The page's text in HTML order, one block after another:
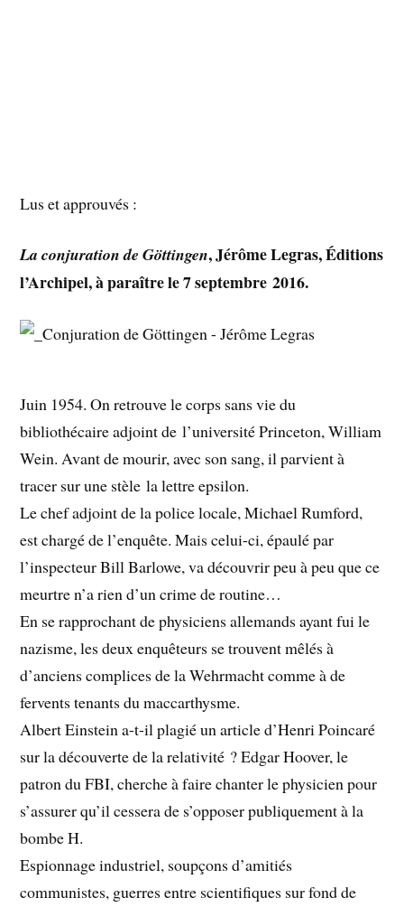
Lus et approuvés :
La conjuration de Göttingen, Jérôme Legras, Éditions
l’Archipel, à paraître le 7 septembre 2016.
Juin 1954. On retrouve le corps sans vie du
bibliothécaire adjoint de l’université Princeton, William
Wein. Avant de mourir, avec son sang, il parvient à
tracer sur une stèle la lettre epsilon.
Le chef adjoint de la police locale, Michael Rumford,
est chargé de l’enquête. Mais celui-ci, épaulé par
l’inspecteur Bill Barlowe, va découvrir peu à peu que ce
meurtre n’a rien d’un crime de routine…
En se rapprochant de physiciens allemands ayant fui le
nazisme, les deux enquêteurs se trouvent mêlés à
d’anciens complices de la Wehrmacht comme à de
fervents tenants du maccarthysme.
Albert Einstein a-t-il plagié un article d’Henri Poincaré
sur la découverte de la relativité ? Edgar Hoover, le
patron du FBI, cherche à faire chanter le physicien pour
s’assurer qu’il cessera de s’opposer publiquement à la
bombe H.
Espionnage industriel, soupçons d’amitiés
communistes, guerres entre scientifiques sur fond de